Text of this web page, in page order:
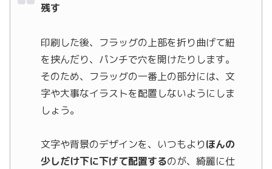
残す
印刷した後、フラッグの上部を折り曲げて紐
を挟んだり、パンチで穴を開けたりします。
そのため、フラッグの一番上の部分には、文
字や大事なイラストを配置しないようにしま
しょう。
文字や背景のデザインを、いつもよりほんの
少しだけ下に下げて配置するのが、綺麗に仕